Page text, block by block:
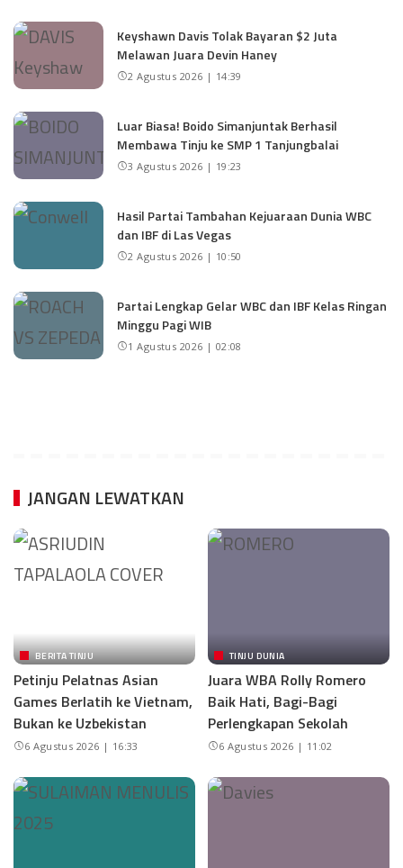
Keyshawn Davis Tolak Bayaran $2 Juta
Melawan Juara Devin Haney
2 Agustus 2026 | 14:39
Luar Biasa! Boido Simanjuntak Berhasil
Membawa Tinju ke SMP 1 Tanjungbalai
3 Agustus 2026 | 19:23
Hasil Partai Tambahan Kejuaraan Dunia WBC
dan IBF di Las Vegas
2 Agustus 2026 | 10:50
Partai Lengkap Gelar WBC dan IBF Kelas Ringan
Minggu Pagi WIB
1 Agustus 2026 | 02:08
JANGAN LEWATKAN
BERITA TINJU
Petinju Pelatnas Asian
Games Berlatih ke Vietnam,
Bukan ke Uzbekistan
6 Agustus 2026 | 16:33
TINJU DUNIA
Juara WBA Rolly Romero
Baik Hati, Bagi-Bagi
Perlengkapan Sekolah
6 Agustus 2026 | 11:02